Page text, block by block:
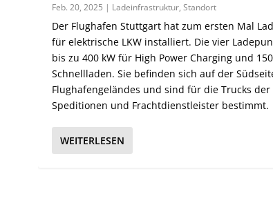
Feb. 20, 2025 | Ladeinfrastruktur,Standort
Der Flughafen Stuttgart hat zum ersten Mal
für elektrische LKW installiert. Die vier
bis zu 400 kW für High Power Charging und
Schnellladen. Sie befinden sich auf der
Flughafengeländes und sind für die Trucks der
Speditionen und Frachtdienstleister bestimmt.
WEITERLESEN